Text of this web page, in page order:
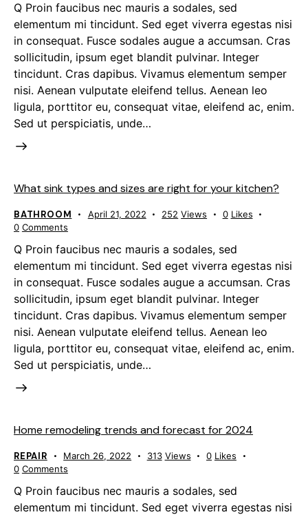
Q Proin faucibus nec mauris a sodales, sed
elementum mi tincidunt. Sed eget viverra egestas nisi
in consequat. Fusce sodales augue a accumsan. Cras
sollicitudin, ipsum eget blandit pulvinar. Integer
tincidunt. Cras dapibus. Vivamus elementum semper
nisi. Aenean vulputate eleifend tellus. Aenean leo
ligula, porttitor eu, consequat vitae, eleifend ac, enim.
Sed ut perspiciatis, unde…
What sink types and sizes are right for your kitchen?
BATHROOM April 21, 2022 252 Views 0 Likes
0 Comments
Q Proin faucibus nec mauris a sodales, sed
elementum mi tincidunt. Sed eget viverra egestas nisi
in consequat. Fusce sodales augue a accumsan. Cras
sollicitudin, ipsum eget blandit pulvinar. Integer
tincidunt. Cras dapibus. Vivamus elementum semper
nisi. Aenean vulputate eleifend tellus. Aenean leo
ligula, porttitor eu, consequat vitae, eleifend ac, enim.
Sed ut perspiciatis, unde…
Home remodeling trends and forecast for 2024
REPAIR March 26, 2022 313 Views 0 Likes
0 Comments
Q Proin faucibus nec mauris a sodales, sed
elementum mi tincidunt. Sed eget viverra egestas nisi